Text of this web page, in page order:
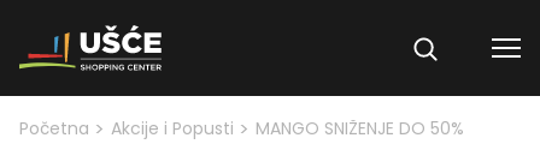
Skip to content
Početna > Akcije i Popusti > MANGO SNIŽENJE DO 50%